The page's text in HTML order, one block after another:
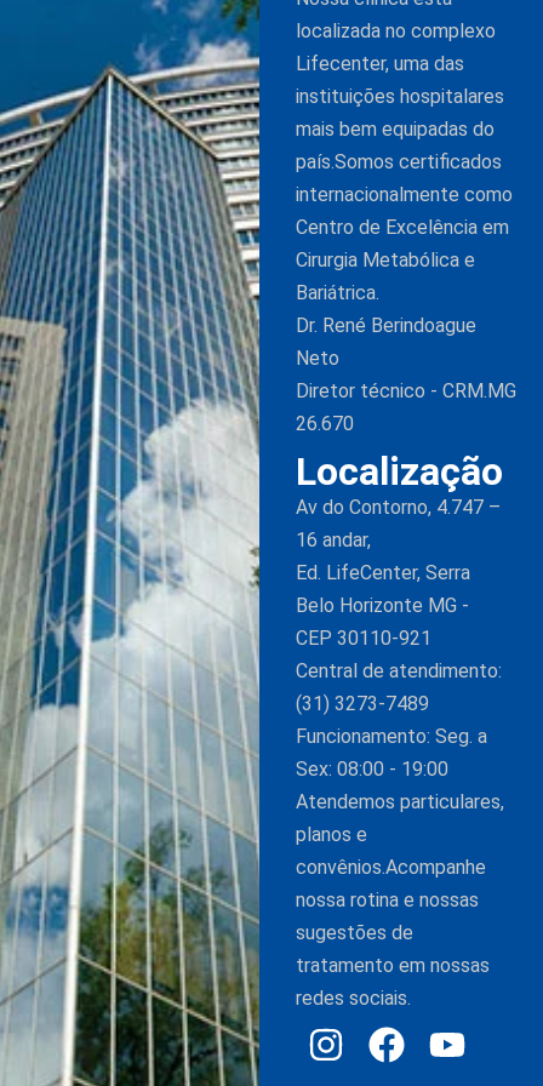
localizada no complexo
Lifecenter, uma das
instituições hospitalares
mais bem equipadas do
país.Somos certificados
internacionalmente como
Centro de Excelência em
Cirurgia Metabólica e
Bariátrica.
Dr. René Berindoague
Neto
Diretor técnico - CRM.MG
26.670
Localização
Av do Contorno, 4.747 –
16 andar,
Ed. LifeCenter, Serra
Belo Horizonte MG -
CEP 30110-921
Central de atendimento:
(31) 3273-7489
Funcionamento: Seg. a
Sex: 08:00 - 19:00
Atendemos particulares,
planos e
convênios.Acompanhe
nossa rotina e nossas
sugestões de
tratamento em nossas
redes sociais.